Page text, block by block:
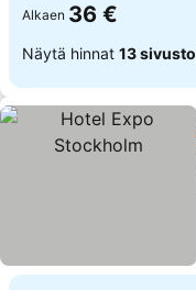
Alkaen 36 €
Näytä hinnat 13